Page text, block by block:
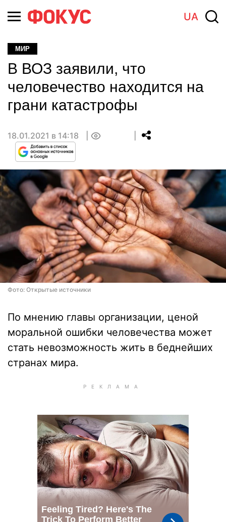
UA
МИР
В ВОЗ заявили, что
человечество находится на
грани катастрофы
18.01.2021 в 14:18
Фото: Открытые источники
По мнению главы организации, ценой
моральной ошибки человечества может
стать невозможность жить в беднейших
странах мира.